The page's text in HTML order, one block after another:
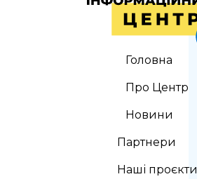
Головна
Про Центр
Новини
Партнери
Наші проєкти